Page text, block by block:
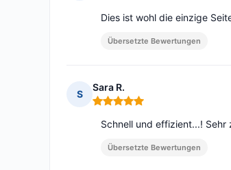
Dies ist wohl die einzige
Übersetzte Bewertungen
S
Sara R.
Hinweis: 5 von 5
Schnell und effizient...! Sehr
Übersetzte Bewertungen